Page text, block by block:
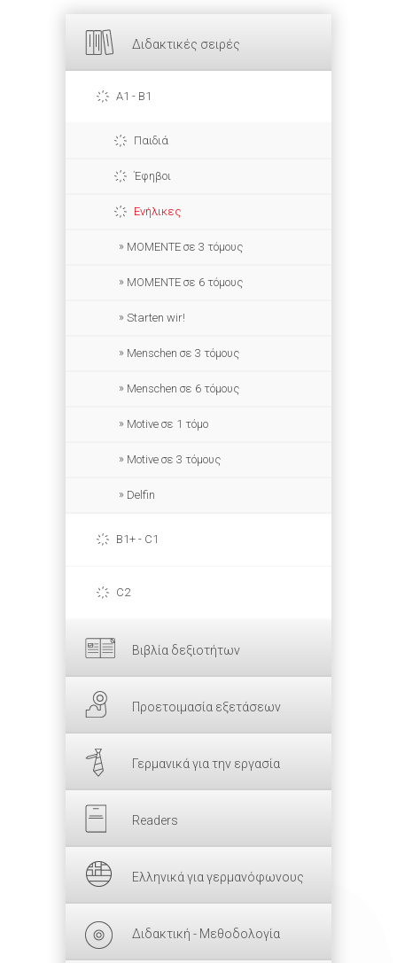
Διδακτικές σειρές
A1 - B1
Παιδιά
Έφηβοι
Ενήλικες
ΜΟΜΕΝΤΕ σε 3 τόμους
MOMENTE σε 6 τόμους
Starten wir!
Menschen σε 3 τόμους
Menschen σε 6 τόμους
Motive σε 1 τόμο
Motive σε 3 τόμους
Delfin
B1+ - C1
C2
Βιβλία δεξιοτήτων
Προετοιμασία εξετάσεων
Γερμανικά για την εργασία
Readers
Ελληνικά για γερμανόφωνους
Διδακτική - Μεθοδολογία